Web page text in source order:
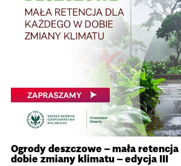
Ogrody deszczowe – mała
dobie zmiany klimatu – edycja III